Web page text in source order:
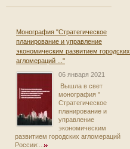
Монография "Стратегическое
планирование и управление
экономическим развитием городских
агломераций ..."
06 января 2021
Вышла в свет
монография "
Стратегическое
планирование и
управление
экономическим
развитием городских агломераций
России:...